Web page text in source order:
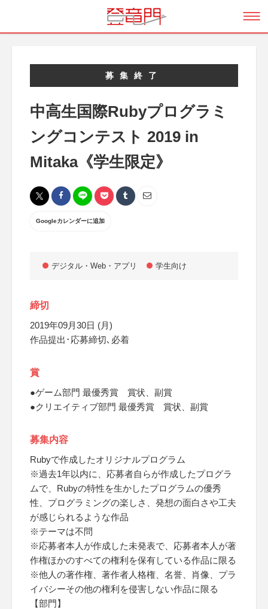
募集終了
中高生国際Rubyプログラミ
ングコンテスト 2019 in
Mitaka《学生限定》
Googleカレンダーに追加
デジタル・Web・アプリ 学生向け
締切
2019年09月30日 (月)
作品提出･応募締切､必着
賞
●ゲーム部門 最優秀賞 賞状、副賞
●クリエイティブ部門 最優秀賞 賞状、副賞
募集内容
Rubyで作成したオリジナルプログラム
※過去1年以内に、応募者自らが作成したプログラ
ムで、Rubyの特性を生かしたプログラムの優秀
性、プログラミングの楽しさ、発想の面白さや工夫
が感じられるような作品
※テーマは不問
※応募者本人が作成した未発表で、応募者本人が著
作権ほかのすべての権利を保有している作品に限る
※他人の著作権、著作者人格権、名誉、肖像、プラ
イバシーその他の権利を侵害しない作品に限る
【部門】